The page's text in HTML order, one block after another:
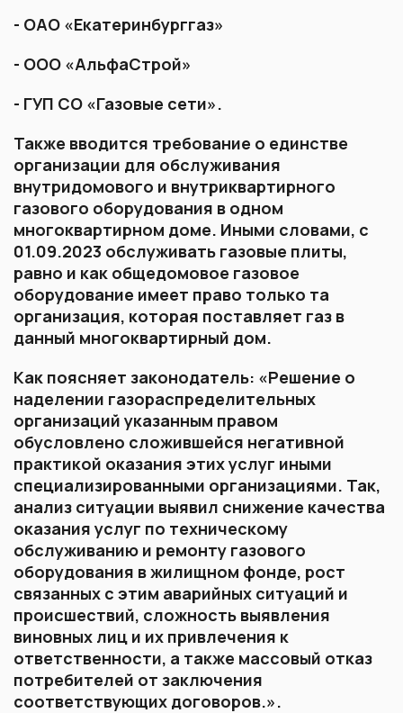
- ОАО «Екатеринбурггаз»
- ООО «АльфаСтрой»
- ГУП СО «Газовые сети».
Также вводится требование о единстве
организации для обслуживания
внутридомового и внутриквартирного
газового оборудования в одном
многоквартирном доме. Иными словами, с
01.09.2023 обслуживать газовые плиты,
равно и как общедомовое газовое
оборудование имеет право только та
организация, которая поставляет газ в
данный многоквартирный дом.
Как поясняет законодатель: «Решение о
наделении газораспределительных
организаций указанным правом
обусловлено сложившейся негативной
практикой оказания этих услуг иными
специализированными организациями. Так,
анализ ситуации выявил снижение качества
оказания услуг по техническому
обслуживанию и ремонту газового
оборудования в жилищном фонде, рост
связанных с этим аварийных ситуаций и
происшествий, сложность выявления
виновных лиц и их привлечения к
ответственности, а также массовый отказ
потребителей от заключения
соответствующих договоров.».